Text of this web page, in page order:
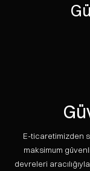
E-ticaretimizden
maksimum
devreleri